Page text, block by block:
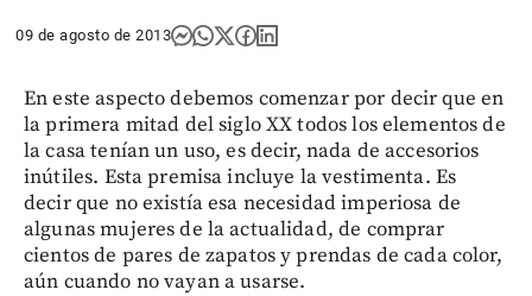
09 de agosto de 2013
En este aspecto debemos comenzar por decir que en
la primera mitad del siglo XX todos los elementos de
la casa tenían un uso, es decir, nada de accesorios
inútiles. Esta premisa incluye la vestimenta. Es
decir que no existía esa necesidad imperiosa de
algunas mujeres de la actualidad, de comprar
cientos de pares de zapatos y prendas de cada color,
aún cuando no vayan a usarse.